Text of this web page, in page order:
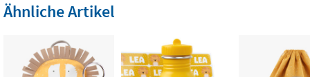
Ähnliche Artikel